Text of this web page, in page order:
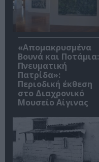
«Απομακρυσμένα
Βουνά και Ποτάμια:
Πνευματική
Πατρίδα»:
Περιοδική έκθεση
στο Διαχρονικό
Μουσείο Αίγινας